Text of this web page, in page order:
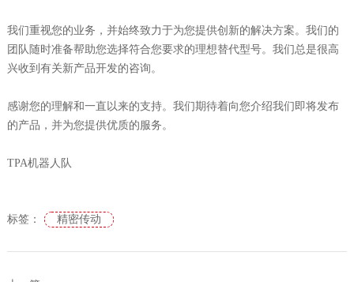
我们重视您的业务，并始终致力于为您提供创新的解决方案。我们的
团队随时准备帮助您选择符合您要求的理想替代型号。我们总是很高
兴收到有关新产品开发的咨询。
感谢您的理解和一直以来的支持。我们期待着向您介绍我们即将发布
的产品，并为您提供优质的服务。
TPA机器人队
标签： 精密传动